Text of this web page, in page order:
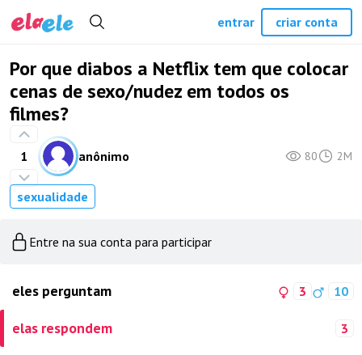
Por que diabos a Netflix tem que colocar
cenas de sexo/nudez em todos os
filmes?
1 anônimo 80 2M
sexualidade
Entre na sua conta para participar
eles perguntam 3 10
elas respondem 3
entrar criar conta